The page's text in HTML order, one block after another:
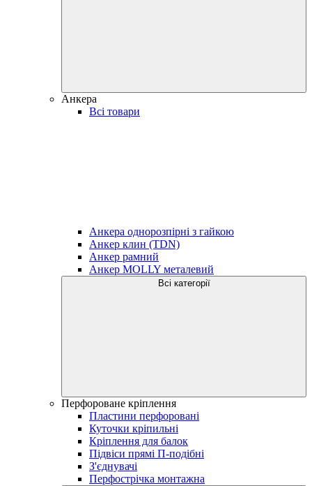
Анкера
Всі товари
Анкера однорозпірні з гайкою
Анкер клин (TDN)
Анкер рамний
Анкер MOLLY металевий
Всі категорії
Перфороване кріплення
Пластини перфоровані
Куточки кріпильні
Кріплення для балок
Підвіси прямі П-подібні
З'єднувачі
Перфострічка монтажна